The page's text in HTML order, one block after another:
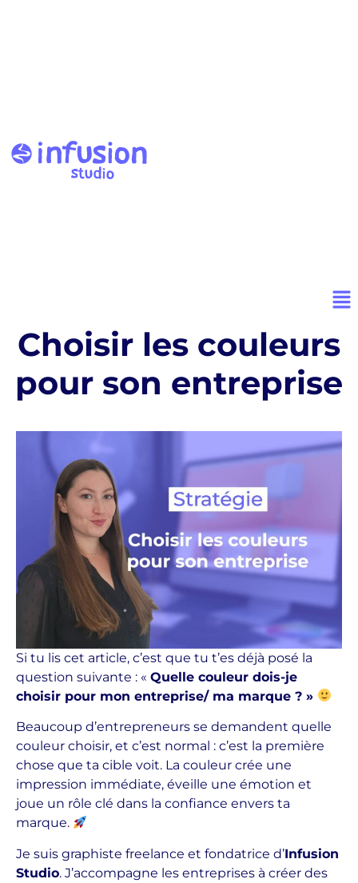
Choisir les couleurs
pour son entreprise
Si tu lis cet article, c’est que tu t’es déjà posé la
question suivante : « Quelle couleur dois-je
choisir pour mon entreprise/ ma marque ? »
Beaucoup d’entrepreneurs se demandent quelle
couleur choisir, et c’est normal : c’est la première
chose que ta cible voit. La couleur crée une
impression immédiate, éveille une émotion et
joue un rôle clé dans la confiance envers ta
marque.
Je suis graphiste freelance et fondatrice d’Infusion
Studio. J’accompagne les entreprises à créer des